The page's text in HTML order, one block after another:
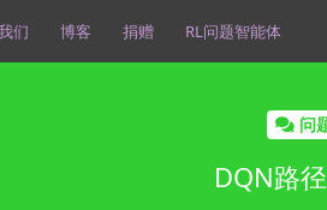
们 博客 捐赠 RL问题智能体
问
DQN路